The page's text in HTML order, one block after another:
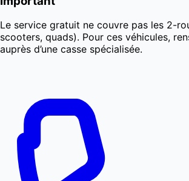
Le service gratuit ne couvre pas les 2-
scooters, quads). Pour ces véhicules,
auprès d’une casse spécialisée.